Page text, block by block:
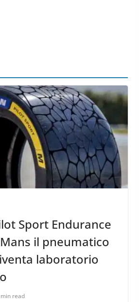
Sport Endurance
il pneumatico